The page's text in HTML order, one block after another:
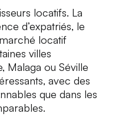
locatifs. La
d’expatriés, le
locatif
villes
Malaga ou Séville
avec des
que dans les